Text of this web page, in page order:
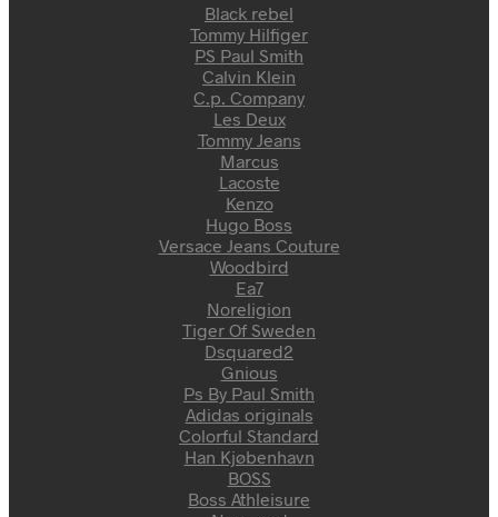
Black rebel
Tommy Hilfiger
PS Paul Smith
Calvin Klein
C.p. Company
Les Deux
Tommy Jeans
Marcus
Lacoste
Kenzo
Hugo Boss
Versace Jeans Couture
Woodbird
Ea7
Noreligion
Tiger Of Sweden
Dsquared2
Gnious
Ps By Paul Smith
Adidas originals
Colorful Standard
Han Kjøbenhavn
BOSS
Boss Athleisure